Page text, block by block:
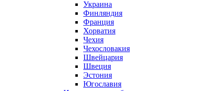
Украина
Финляндия
Франция
Хорватия
Чехия
Чехословакия
Швейцария
Швеция
Эстония
Югославия